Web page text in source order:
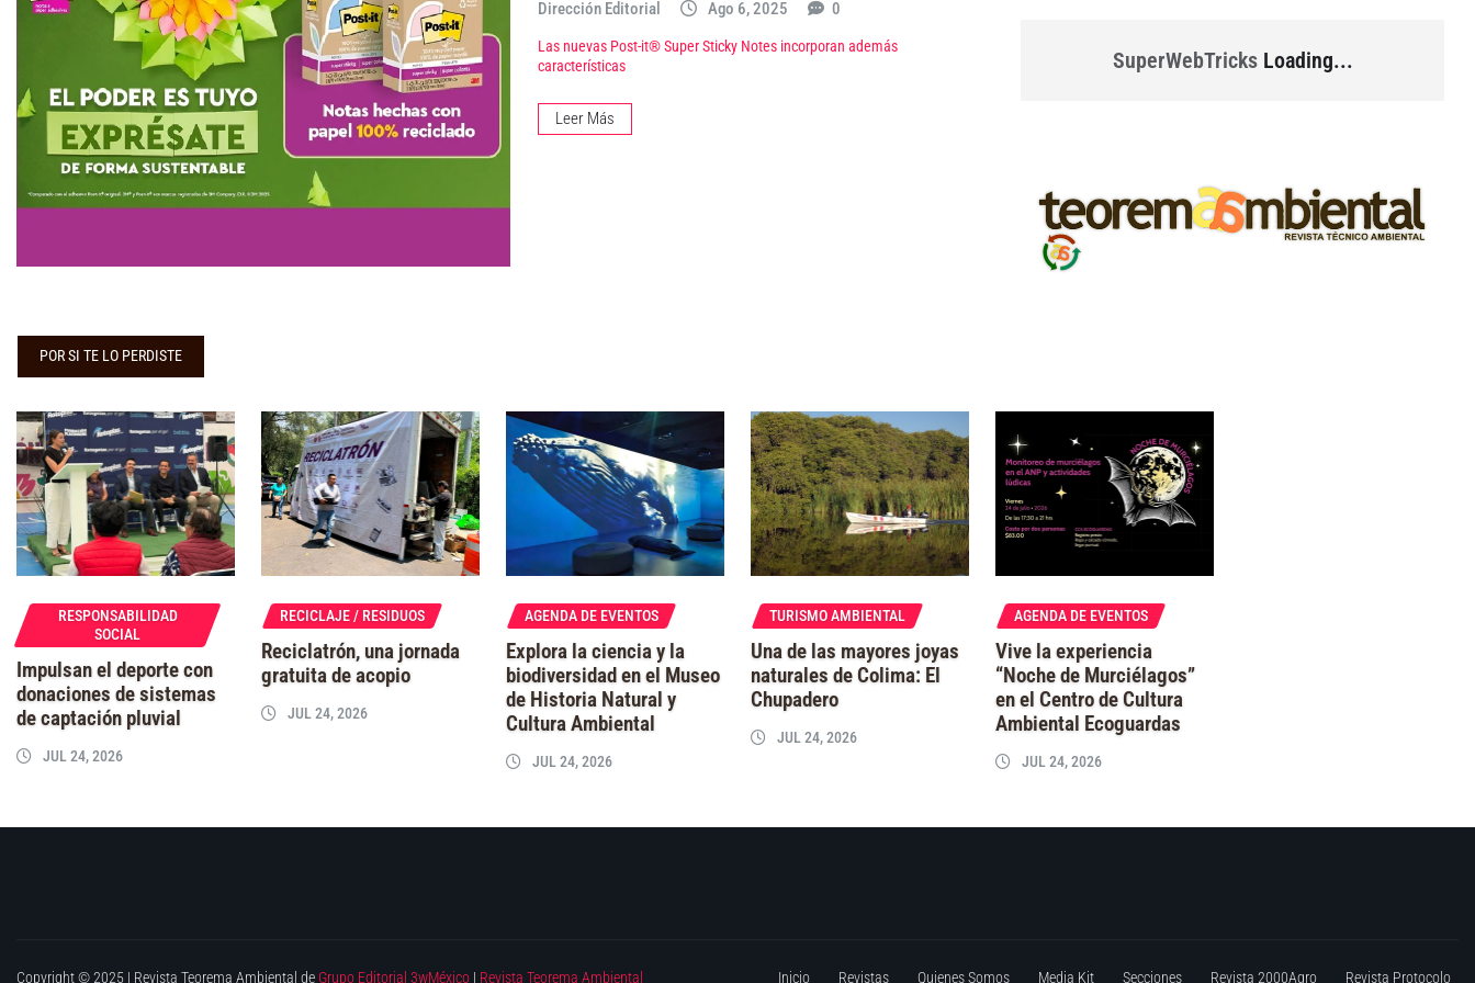
Dirección Editorial Ago 6, 2025 0
Las nuevas Post-it® Super Sticky Notes incorporan además
características
Leer Más
SuperWebTricksLoading...
POR SI TE LO PERDISTE
RESPONSABILIDAD
SOCIAL
Impulsan el deporte con
donaciones de sistemas
de captación pluvial
JUL 24, 2026
RECICLAJE / RESIDUOS
Reciclatrón, una jornada
gratuita de acopio
JUL 24, 2026
AGENDA DE EVENTOS
Explora la ciencia y la
biodiversidad en el Museo
de Historia Natural y
Cultura Ambiental
JUL 24, 2026
TURISMO AMBIENTAL
Una de las mayores joyas
naturales de Colima: El
Chupadero
JUL 24, 2026
AGENDA DE EVENTOS
Vive la experiencia
“Noche de Murciélagos”
en el Centro de Cultura
Ambiental Ecoguardas
JUL 24, 2026
Copyright © 2025 | Revista Teorema Ambiental de Grupo Editorial 3wMéxico | Revista Teorema Ambiental Inicio Revistas Quienes Somos Media Kit Secciones Revista 2000Agro Revista Protocolo